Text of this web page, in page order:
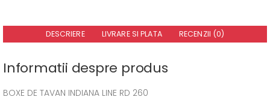
DESCRIERE LIVRARE SI PLATA RECENZII (0)
Informatii despre produs
BOXE DE TAVAN INDIANA LINE RD 260